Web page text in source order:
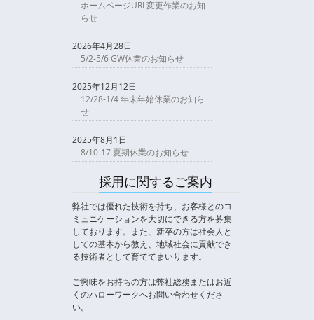
ホームページURL変更作業のお知
らせ
2026年4月28日
5/2-5/6 GW休業のお知らせ
2025年12月12日
12/28-1/4 年末年始休業のお知ら
せ
2025年8月1日
8/10-17 夏期休業のお知らせ
採用に関するご案内
弊社では優れた技術を持ち、お客様とのコ
ミュニケーションを大切にできる方を募集
しております。また、新卒の方は社会人と
しての基本から教え、地域社会に貢献でき
る技術者として育ててまいります。
ご興味をお持ちの方は弊社総務またはお近
くのハローワークへお問い合わせくださ
い。